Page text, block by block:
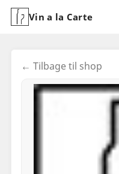
Vin a la Carte
← Tilbage til shop